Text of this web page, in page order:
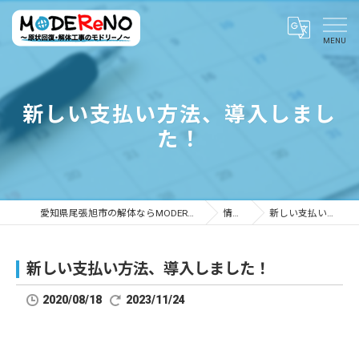
新しい支払い方法、導入しまし
た！
愛知県尾張旭市の解体ならMODEReNO ～原状回復・解体工事のモドリーノ～ 情報ブログ 新しい支払い方法、導入しました！
新しい支払い方法、導入しました！
2020/08/18 2023/11/24